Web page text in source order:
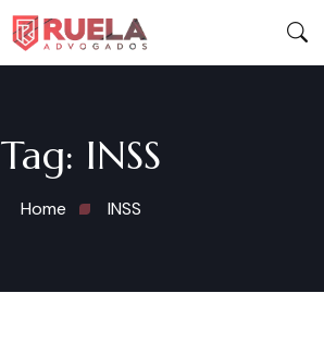
Tag: INSS
Home INSS